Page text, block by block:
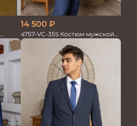
14 500 ₽
4757-VC-35S Костюм мужской
двойка